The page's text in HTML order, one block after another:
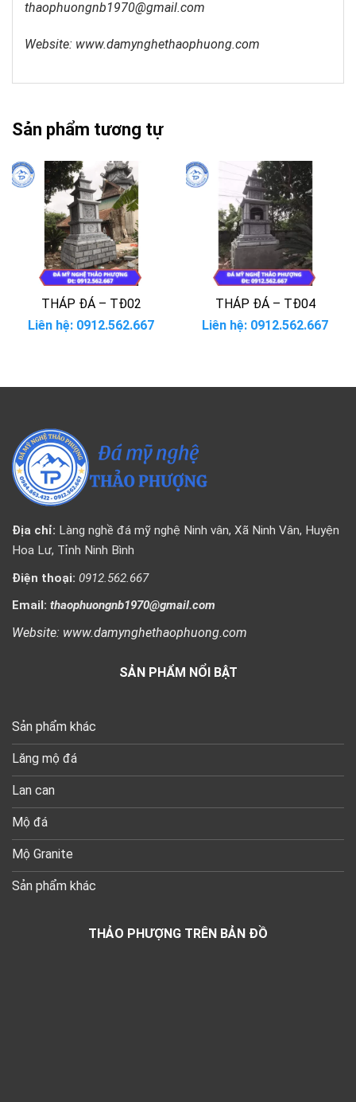
thaophuongnb1970@gmail.com
Website: www.damynghethaophuong.com
Sản phẩm tương tự
THÁP ĐÁ – TĐ02
Liên hệ: 0912.562.667
THÁP ĐÁ – TĐ04
Liên hệ: 0912.562.667
Địa chỉ: Làng nghề đá mỹ nghệ Ninh vân, Xã Ninh Vân, Huyện
Hoa Lư, Tỉnh Ninh Bình
Điện thoại: 0912.562.667
Email: thaophuongnb1970@gmail.com
Website: www.damynghethaophuong.com
SẢN PHẨM NỔI BẬT
Sản phẩm khác
Lăng mộ đá
Lan can
Mộ đá
Mộ Granite
Sản phẩm khác
THẢO PHƯỢNG TRÊN BẢN ĐỒ